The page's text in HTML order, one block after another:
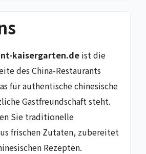
kaisergarten.de ist die
des China-Restaurants
für authentische chinesische
Gastfreundschaft steht.
Sie traditionelle
frischen Zutaten, zubereitet
Rezepten.